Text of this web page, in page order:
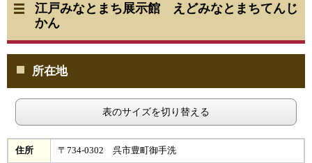
江戸みなとまち展示館 えどみなとまちてんじ
かん
所在地
表のサイズを切り替える
住所 〒734-0302 呉市豊町御手洗